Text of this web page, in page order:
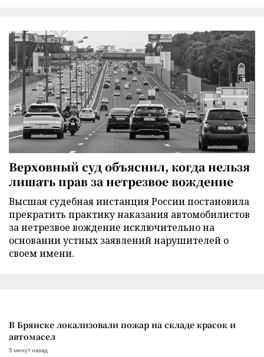
Верховный суд объяснил, когда нельзя
лишать прав за нетрезвое вождение
Высшая судебная инстанция России постановила
прекратить практику наказания автомобилистов
за нетрезвое вождение исключительно на
основании устных заявлений нарушителей о
своем имени.
В Брянске локализовали пожар на складе красок и
автомасел
5 минут назад